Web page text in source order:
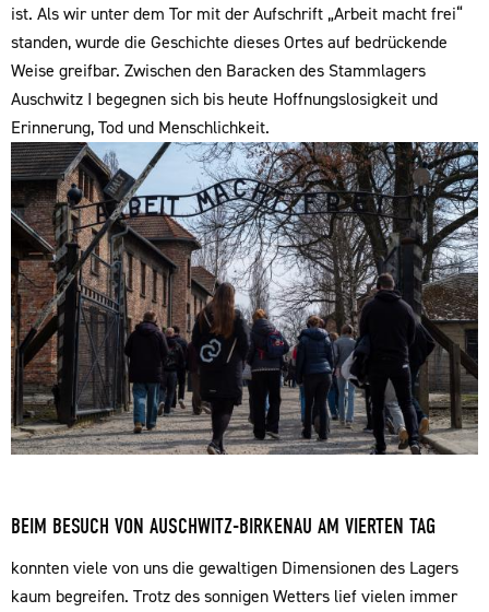
ist. Als wir unter dem Tor mit der Aufschrift „Arbeit macht frei“
standen, wurde die Geschichte dieses Ortes auf bedrückende
Weise greifbar. Zwischen den Baracken des Stammlagers
Auschwitz I begegnen sich bis heute Hoffnungslosigkeit und
Erinnerung, Tod und Menschlichkeit.
BEIM BESUCH VON AUSCHWITZ-BIRKENAU AM VIERTEN TAG
konnten viele von uns die gewaltigen Dimensionen des Lagers
kaum begreifen. Trotz des sonnigen Wetters lief vielen immer